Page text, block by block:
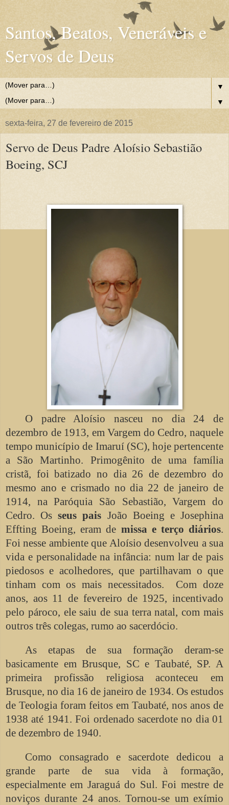
Santos, Beatos, Veneráveis e
Servos de Deus
▼
▼
sexta-feira, 27 de fevereiro de 2015
Servo de Deus Padre Aloísio Sebastião
Boeing, SCJ
O padre Aloísio nasceu no dia 24 de
dezembro de 1913, em Vargem do Cedro, naquele
tempo município de Imaruí (SC), hoje pertencente
a São Martinho. Primogênito de uma família
cristã, foi batizado no dia 26 de dezembro do
mesmo ano e crismado no dia 22 de janeiro de
1914, na Paróquia São Sebastião, Vargem do
Cedro. Osseus pais João Boeing e Josephina
Effting Boeing, eram de missa e terço diários.
Foi nesse ambiente que Aloísio desenvolveu a sua
vida e personalidade na infância: num lar de pais
piedosos e acolhedores, que partilhavam o que
tinham com os mais necessitados. Com doze
anos, aos 11 de fevereiro de 1925, incentivado
pelo pároco, ele saiu de sua terra natal, com mais
outros três colegas, rumo ao sacerdócio.
As etapas de sua formação deram-se
basicamente em Brusque, SC e Taubaté, SP. A
primeira profissão religiosa aconteceu em
Brusque, no dia 16 de janeiro de 1934. Os estudos
de Teologia foram feitos em Taubaté, nos anos de
1938 até 1941. Foi ordenado sacerdote no dia 01
de dezembro de 1940.
Como consagrado e sacerdote dedicou a
grande parte de sua vida à formação,
especialmente em Jaraguá do Sul. Foi mestre de
noviços durante 24 anos. Tornou-se um exímio